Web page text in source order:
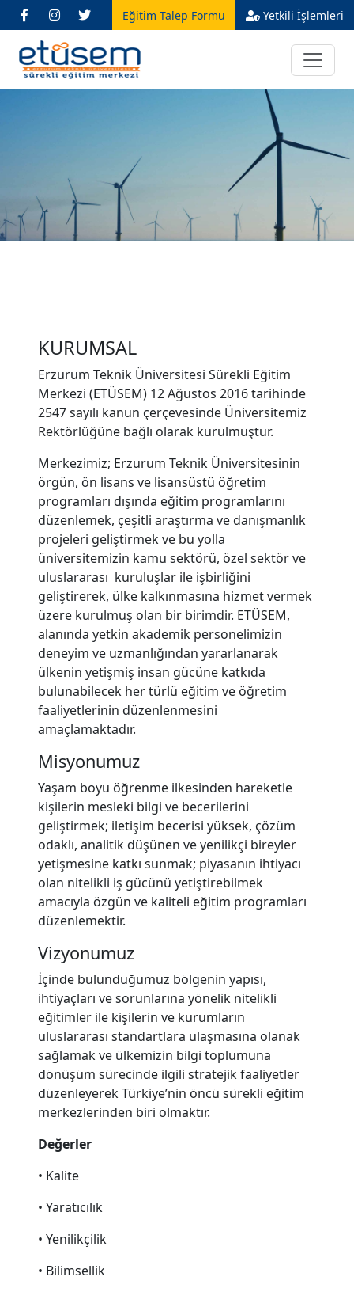
Eğitim Talep Formu Yetkili İşlemleri
KURUMSAL
Erzurum Teknik Üniversitesi Sürekli Eğitim
Merkezi (ETÜSEM) 12 Ağustos 2016 tarihinde
2547 sayılı kanun çerçevesinde Üniversitemiz
Rektörlüğüne bağlı olarak kurulmuştur.
Merkezimiz; Erzurum Teknik Üniversitesinin
örgün, ön lisans ve lisansüstü öğretim
programları dışında eğitim programlarını
düzenlemek, çeşitli araştırma ve danışmanlık
projeleri geliştirmek ve bu yolla
üniversitemizin kamu sektörü, özel sektör ve
uluslararası kuruluşlar ile işbirliğini
geliştirerek, ülke kalkınmasına hizmet vermek
üzere kurulmuş olan bir birimdir. ETÜSEM,
alanında yetkin akademik personelimizin
deneyim ve uzmanlığından yararlanarak
ülkenin yetişmiş insan gücüne katkıda
bulunabilecek her türlü eğitim ve öğretim
faaliyetlerinin düzenlenmesini
amaçlamaktadır.
Misyonumuz
Yaşam boyu öğrenme ilkesinden hareketle
kişilerin mesleki bilgi ve becerilerini
geliştirmek; iletişim becerisi yüksek, çözüm
odaklı, analitik düşünen ve yenilikçi bireyler
yetişmesine katkı sunmak; piyasanın ihtiyacı
olan nitelikli iş gücünü yetiştirebilmek
amacıyla özgün ve kaliteli eğitim programları
düzenlemektir.
Vizyonumuz
İçinde bulunduğumuz bölgenin yapısı,
ihtiyaçları ve sorunlarına yönelik nitelikli
eğitimler ile kişilerin ve kurumların
uluslararası standartlara ulaşmasına olanak
sağlamak ve ülkemizin bilgi toplumuna
dönüşüm sürecinde ilgili stratejik faaliyetler
düzenleyerek Türkiye’nin öncü sürekli eğitim
merkezlerinden biri olmaktır.
Değerler
• Kalite
• Yaratıcılık
• Yenilikçilik
• Bilimsellik